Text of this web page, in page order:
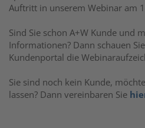
Auftritt in unserem Webinar am
Sind Sie schon A+W Kunde und
Informationen? Dann schauen
Kundenportal die
Sie sind noch kein Kunde,
lassen? Dann vereinbaren Sie